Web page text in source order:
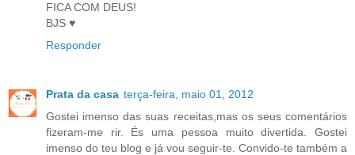
FICA COM DEUS!
BJS ♥
Responder
Prata da casa terça-feira, maio 01, 2012
Gostei imenso das suas receitas,mas os seus comentários
fizeram-me rir. És uma pessoa muito divertida. Gostei
imenso do teu blog e já vou seguir-te. Convido-te também a